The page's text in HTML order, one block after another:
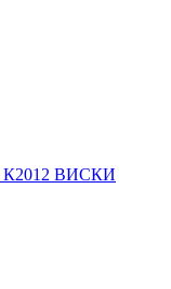
К2012 ВИСКИ